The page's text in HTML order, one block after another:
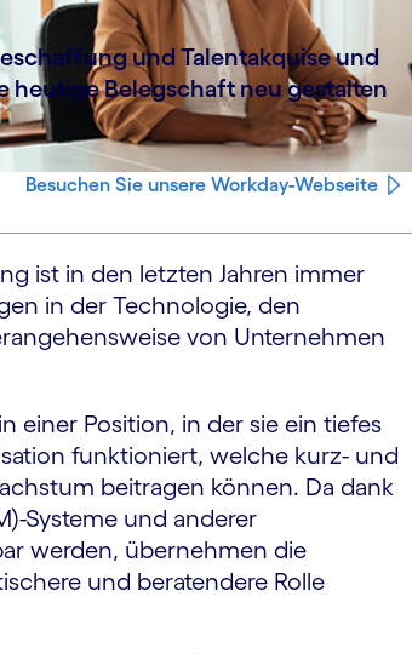
und Talent­akquise und
heutige Belegschaft neu gestalten
Besuchen Sie unsere Workday-Webseite
ist in den letzten Jahren immer
in der Technologie, den
von Unternehmen
einer Position, in der sie ein tiefes
funktioniert, welche kurz- und
beitragen können. Da dank
Systeme und anderer
werden, übernehmen die
und beratendere Rolle